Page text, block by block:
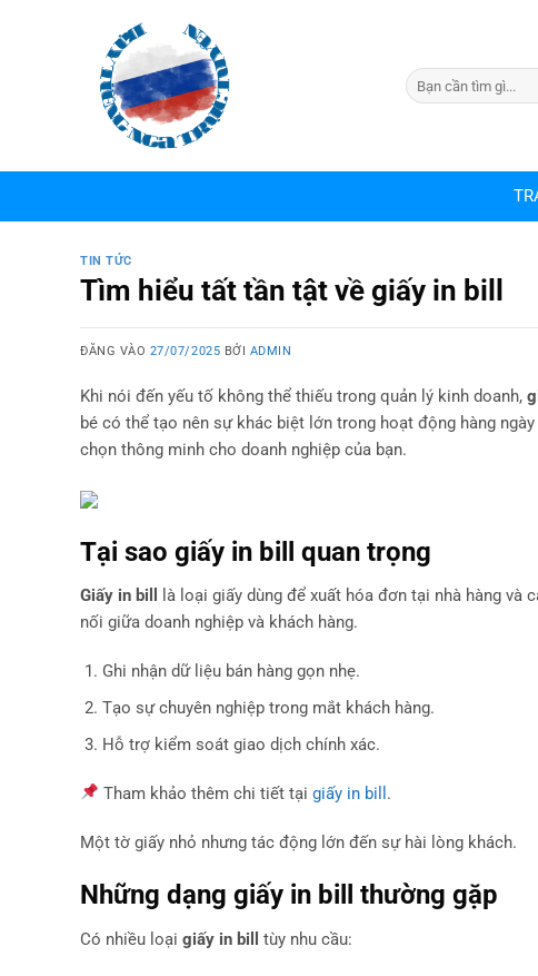
TIN TỨC
Tìm hiểu tất tần tật về giấy in bill
ĐĂNG VÀO 27/07/2025 BỞI ADMIN
Khi nói đến yếu tố không thể thiếu trong quản lý kinh doanh,
bé có thể tạo nên sự khác biệt lớn trong hoạt động hàng
chọn thông minh cho doanh nghiệp của bạn.
Tại sao giấy in bill quan trọng
Giấy in bill
là loại giấy dùng để xuất hóa đơn tại nhà hàng
nối giữa doanh nghiệp và khách hàng.
Ghi nhận dữ liệu bán hàng gọn nhẹ.
Tạo sự chuyên nghiệp trong mắt khách hàng.
Hỗ trợ kiểm soát giao dịch chính xác.
Tham khảo thêm chi tiết tạigiấy in bill .
Một tờ giấy nhỏ nhưng tác động lớn đến sự hài lòng khách.
Những dạng giấy in bill thường gặp
Có nhiều loại giấy in bill tùy nhu cầu: